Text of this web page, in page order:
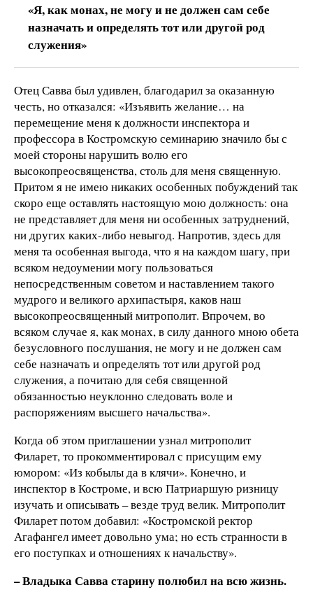
«Я, как монах, не могу и не должен сам себе
назначать и определять тот или другой род
служения»
Отец Савва был удивлен, благодарил за оказанную
честь, но отказался: «Изъявить желание… на
перемещение меня к должности инспектора и
профессора в Костромскую семинарию значило бы с
моей стороны нарушить волю его
высокопреосвященства, столь для меня священную.
Притом я не имею никаких особенных побуждений так
скоро еще оставлять настоящую мою должность: она
не представляет для меня ни особенных затруднений,
ни других каких-либо невыгод. Напротив, здесь для
меня та особенная выгода, что я на каждом шагу, при
всяком недоумении могу пользоваться
непосредственным советом и наставлением такого
мудрого и великого архипастыря, каков наш
высокопреосвященный митрополит. Впрочем, во
всяком случае я, как монах, в силу данного мною обета
безусловного послушания, не могу и не должен сам
себе назначать и определять тот или другой род
служения, а почитаю для себя священной
обязанностью неуклонно следовать воле и
распоряжениям высшего начальства».
Когда об этом приглашении узнал митрополит
Филарет, то прокомментировал с присущим ему
юмором: «Из кобылы да в клячи». Конечно, и
инспектор в Костроме, и всю Патриаршую ризницу
изучать и описывать – везде труд велик. Митрополит
Филарет потом добавил: «Костромской ректор
Агафангел имеет довольно ума; но есть странности в
его поступках и отношениях к начальству».
– Владыка Савва старину полюбил на всю жизнь.